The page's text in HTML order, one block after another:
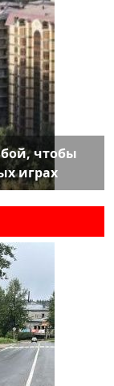
чтобы
играх